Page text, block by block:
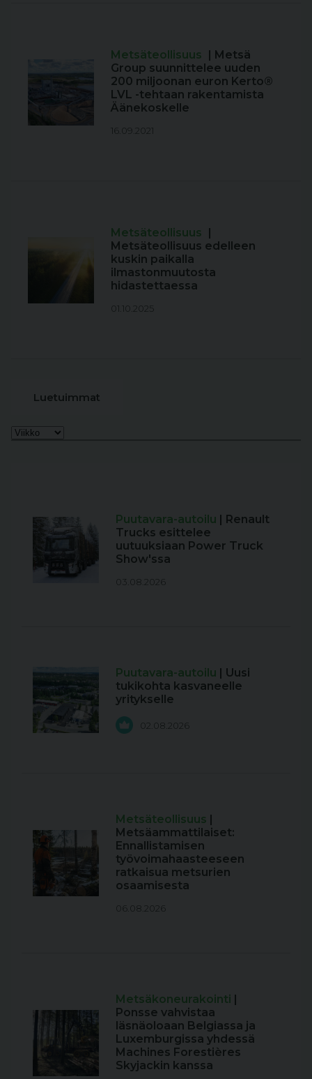
Metsäteollisuus
| Metsä
Group suunnittelee uuden
200 miljoonan euron Kerto®
LVL -tehtaan rakentamista
Äänekoskelle
16.09.2021
Metsäteollisuus
Metsäteollisuus edelleen
kuskin paikalla
ilmastonmuutosta
hidastettaessa
01.10.2025
Luetuimmat
Puutavara-autoilu | Renault
Trucks esittelee
uutuuksiaan Power Truck
Show'ssa
03.08.2026
Puutavara-autoilu | Uusi
tukikohta kasvaneelle
yritykselle
02.08.2026
Metsäteollisuus |
Metsäammattilaiset:
Ennallistamisen
työvoimahaasteeseen
ratkaisua metsurien
osaamisesta
06.08.2026
Metsäkoneurakointi |
Ponsse vahvistaa
läsnäoloaan Belgiassa ja
Luxemburgissa yhdessä
Machines Forestières
Skyjackin kanssa